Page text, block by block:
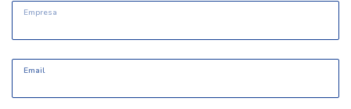
Empresa
Email
Email